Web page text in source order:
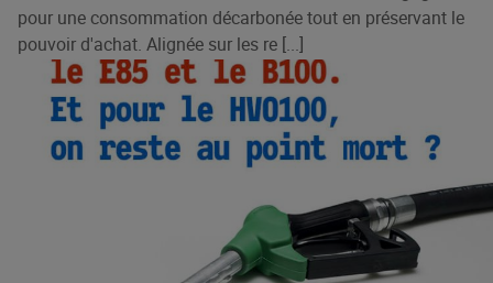
pour une consommation décarbonée tout en préservant le
pouvoir d'achat. Alignée sur les re [...]